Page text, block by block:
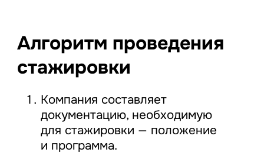
Алгоритм проведения
стажировки
Компания составляет
документацию, необходимую
для стажировки — положение
и программа.